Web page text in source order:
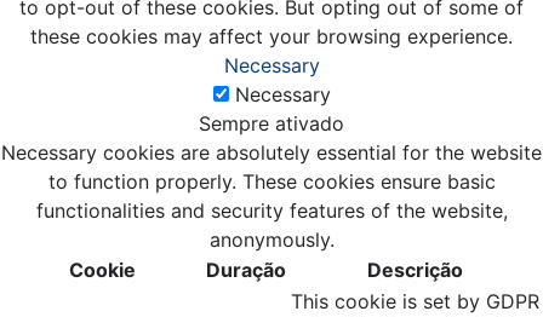
to opt-out of these cookies. But opting out of some of
these cookies may affect your browsing experience.
Necessary
Necessary
Sempre ativado
Necessary cookies are absolutely essential for the website
to function properly. These cookies ensure basic
functionalities and security features of the website,
anonymously.
Cookie
Duração Descrição
This cookie is set by GDPR